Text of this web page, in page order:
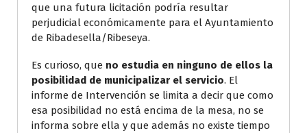
que una futura licitación podría resultar
perjudicial económicamente para el Ayuntamiento
de Ribadesella/Ribeseya.
Es curioso, que no estudia en ninguno de ellos la
posibilidad de municipalizar el servicio. El
informe de Intervención se limita a decir que como
esa posibilidad no está encima de la mesa, no se
informa sobre ella y que además no existe tiempo